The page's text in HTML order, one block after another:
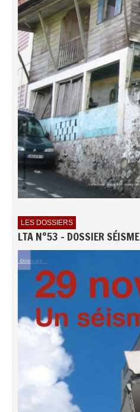
LES DOSSIERS
LTA N°53 - DOSSIER SÉISME